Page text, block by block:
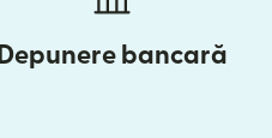
Depunere bancară